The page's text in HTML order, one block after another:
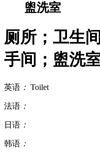
盥洗室
厕所；卫生
手间；盥洗
英语 ： Toilet
法语 ：
日语 ：
韩语 ：